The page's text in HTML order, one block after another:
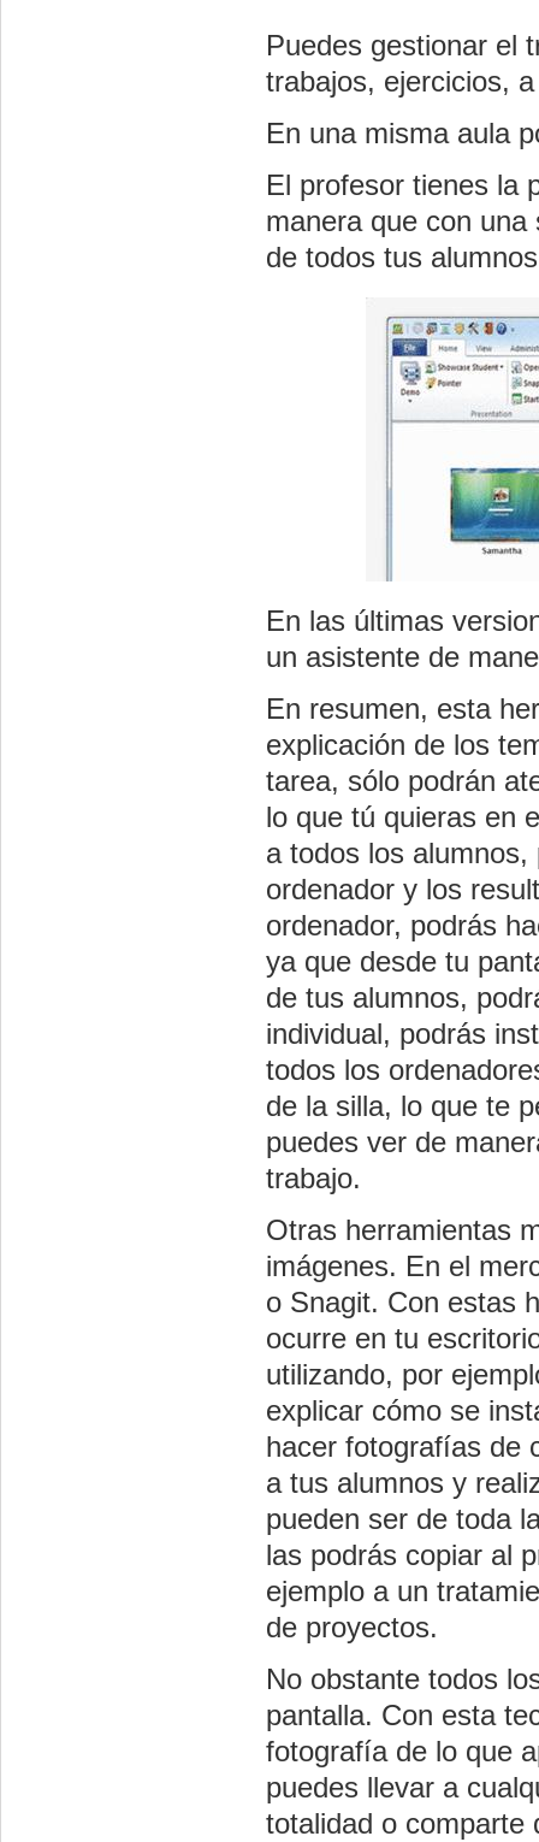
Puedes gestionar el
trabajos, ejercicios,
En una misma aula
El profesor tienes la
manera que con
de todos tus
En las últimas
un asistente de
En resumen, esta
explicación de los
tarea, sólo podrán
lo que tú quieras en
a todos los
ordenador y los
ordenador, podrás
ya que desde tu
de tus alumnos,
individual, podrás
todos los
de la silla, lo que te
puedes ver de
trabajo.
Otras herramientas
imágenes. En el
o Snagit. Con estas
ocurre en tu
utilizando, por
explicar cómo se
hacer fotografías de
a tus alumnos y
pueden ser de toda
las podrás copiar al
ejemplo a un
de proyectos.
No obstante todos
pantalla. Con esta
fotografía de lo que
puedes llevar a
totalidad o comparte